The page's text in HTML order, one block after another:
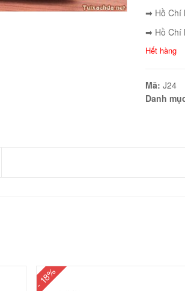
➡ Hồ Chí
➡ Hồ Chí
Hết hàng
Mã: J24
Danh
- 18%